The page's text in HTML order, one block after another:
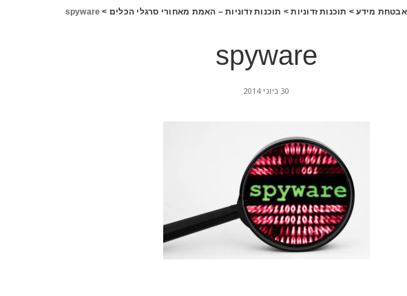
אבטחת מידע> תוכנות זדוניות> תוכנות זדוניות – האמת מאחורי סרגלי הכלים >
spyware
spyware
30 ביוני 2014